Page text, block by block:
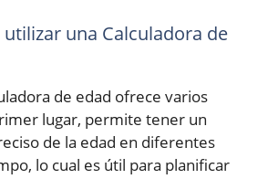
una Calculadora de
de edad ofrece varios
lugar, permite tener un
de la edad en diferentes
lo cual es útil para planificar